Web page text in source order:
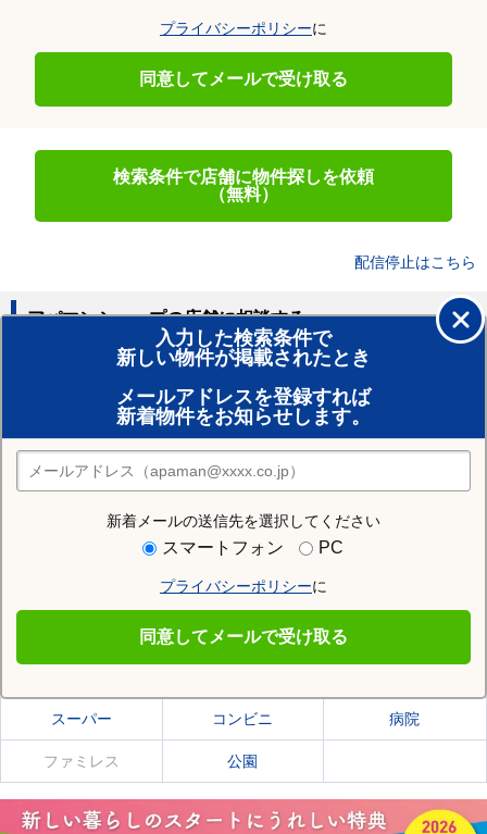
プライバシーポリシーに
同意してメールで受け取る
検索条件で店舗に物件探しを依頼
（無料）
配信停止はこちら
入力した検索条件で
新しい物件が掲載されたとき
メールアドレスを登録すれば
新着物件をお知らせします。
新着メールの送信先を選択してください
スマートフォン PC
プライバシーポリシーに
同意してメールで受け取る
アパマンショップの店舗に相談する
賃貸のプロがお部屋探し！
おまかせ物件リクエスト
住みたい街の店舗を探す
店舗検索
住む街研究所で根室市の情報を見る
根室市の施設一覧
スーパー コンビニ 病院
ファミレス 公園